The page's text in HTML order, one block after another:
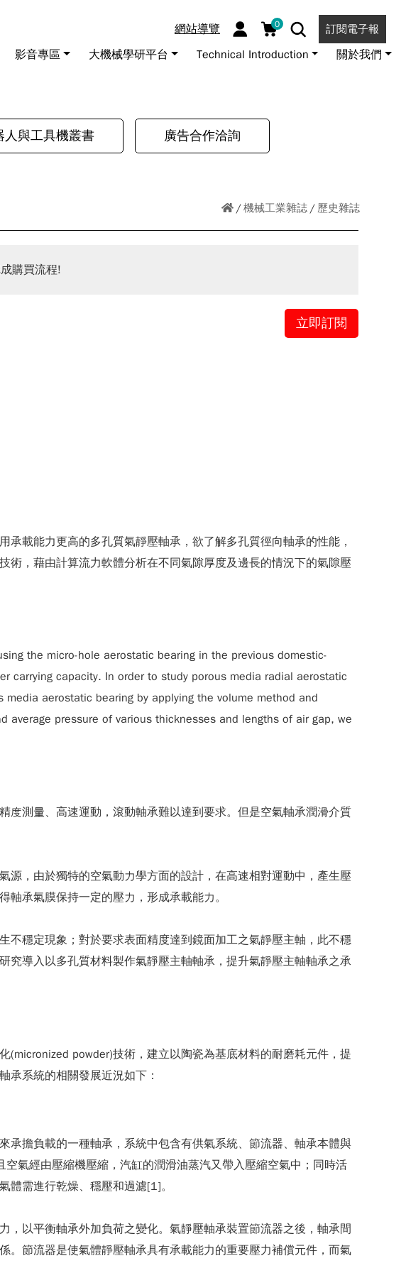
網站導覽 0 訂閱電子報
影音專區 大機械學研平台 Technical Introduction 關於我們
人與工具機叢書 廣告合作洽詢
機械工業雜誌 歷史雜誌
購買流程!
立即訂閱
載能力更高的多孔質氣靜壓軸承，欲了解多孔質徑向軸承的性能，
，藉由計算流力軟體分析在不同氣隙厚度及邊長的情況下的氣隙壓
the micro-hole aerostatic bearing in the previous domestic-
carrying capacity. In order to study porous media radial aerostatic
aerostatic bearing by applying the volume method and
pressure of various thicknesses and lengths of air gap, we
度測量、高速運動，滾動軸承難以達到要求。但是空氣軸承潤滑介質
，由於獨特的空氣動力學方面的設計，在高速相對運動中，產生壓
承氣膜保持一定的壓力，形成承載能力。
不穩定現象；對於要求表面精度達到鏡面加工之氣靜壓主軸，此不穩
導入以多孔質材料製作氣靜壓主軸軸承，提升氣靜壓主軸軸承之承
powder)技術，建立以陶瓷為基底材料的耐磨耗元件，提
承系統的相關發展近況如下：
承擔負載的一種軸承，系統中包含有供氣系統、節流器、軸承本體與
氣經由壓縮機壓縮，汽缸的潤滑油蒸汽又帶入壓縮空氣中；同時活
體需進行乾燥、穩壓和過濾[1]。
以平衡軸承外加負荷之變化。氣靜壓軸承裝置節流器之後，軸承間
。節流器是使氣體靜壓軸承具有承載能力的重要壓力補償元件，而氣